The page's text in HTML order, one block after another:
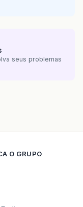
seus problemas
O GRUPO